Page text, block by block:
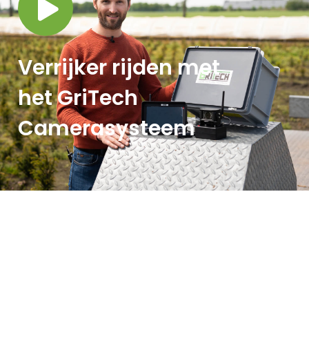
Verrijker rijden met
het GriTech
Camerasysteem